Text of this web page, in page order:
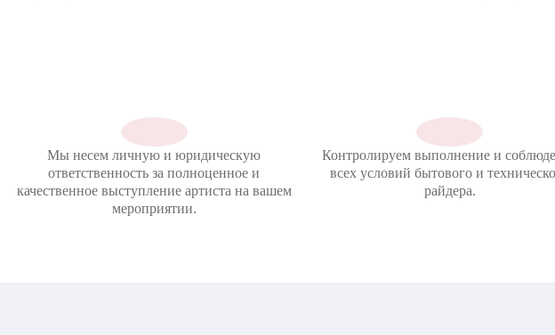
Мы несем личную и юридическую
ответственность за полноценное и
качественное выступление артиста на вашем
мероприятии.
Контролируем выполнение и
всех условий бытового и
райдера.